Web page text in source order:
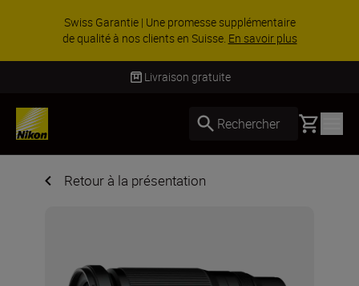
Garantie | Une promesse supplémentaire
à nos clients en Suisse.En savoir plus
Livraison gratuite
Rechercher Basket
Retour à la présentation